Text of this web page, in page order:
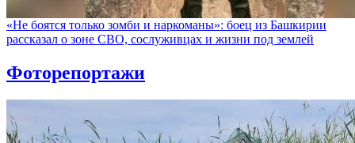
«Не боятся только зомби и наркоманы»: боец из Башкирии
рассказал о зоне СВО, сослуживцах и жизни под землей
Фоторепортажи